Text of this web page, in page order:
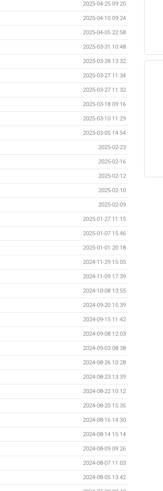
2025-04-25 09:20
2025-04-10 09:24
2025-04-05 22:58
2025-03-31 10:48
2025-03-28 13:32
2025-03-27 11:34
2025-03-27 11:32
2025-03-18 09:16
2025-03-10 11:29
2025-03-05 14:54
2025-02-23
2025-02-16
2025-02-12
2025-02-10
2025-02-09
2025-01-27 11:15
2025-01-07 15:46
2025-01-01 20:18
2024-11-29 15:05
2024-11-09 17:39
2024-10-08 13:55
2024-09-20 15:39
2024-09-15 11:42
2024-09-08 12:03
2024-09-03 08:38
2024-08-26 10:28
2024-08-23 13:39
2024-08-22 10:12
2024-08-20 15:35
2024-08-16 14:30
2024-08-14 15:14
2024-08-09 09:26
2024-08-07 11:03
2024-08-05 13:42